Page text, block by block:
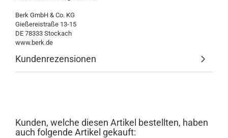
Berk GmbH & Co. KG
Gießereistraße 13-15
DE 78333 Stockach
www.berk.de
Kundenrezensionen
Kunden, welche diesen Artikel bestellten, haben
auch folgende Artikel gekauft: